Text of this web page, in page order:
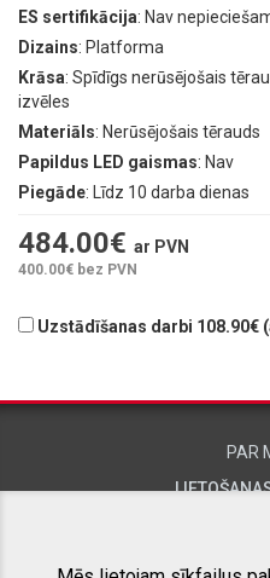
ES sertifikācija: Nav
Dizains: Platforma
Krāsa: Spīdīgs nerūsējošais
izvēles
Materiāls: Nerūsējošais tērauds
Papildus LED gaismas: Nav
Piegāde: Līdz 10 darba dienas
484.00€ ar PVN
400.00€ bez PVN
Uzstādīšanas darbi 108.90€
PAR